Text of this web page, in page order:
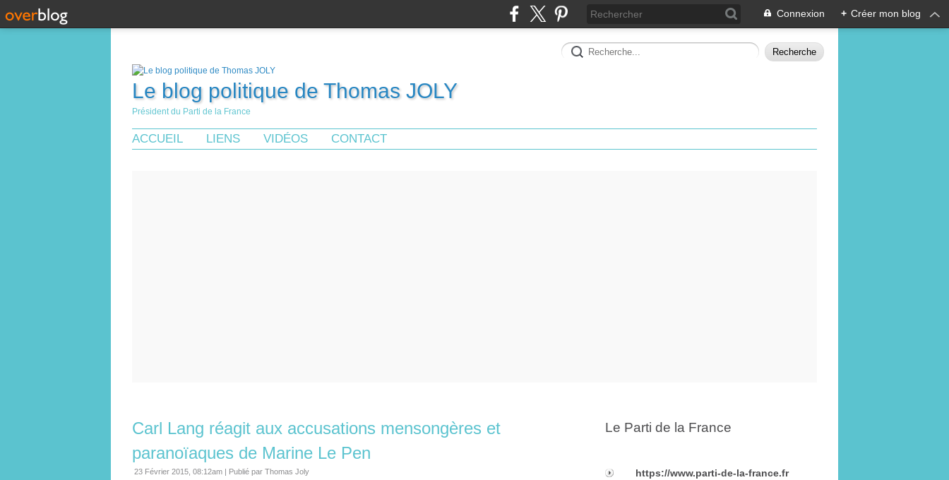
Connexion + Créer mon blog
Le blog politique de Thomas JOLY
Président du Parti de la France
ACCUEIL LIENS VIDÉOS CONTACT
Carl Lang réagit aux accusations mensongères et
paranoïaques de Marine Le Pen
23 Février 2015, 08:12am | Publié par Thomas Joly
Le Parti de la France
https://www.parti-de-la-france.fr